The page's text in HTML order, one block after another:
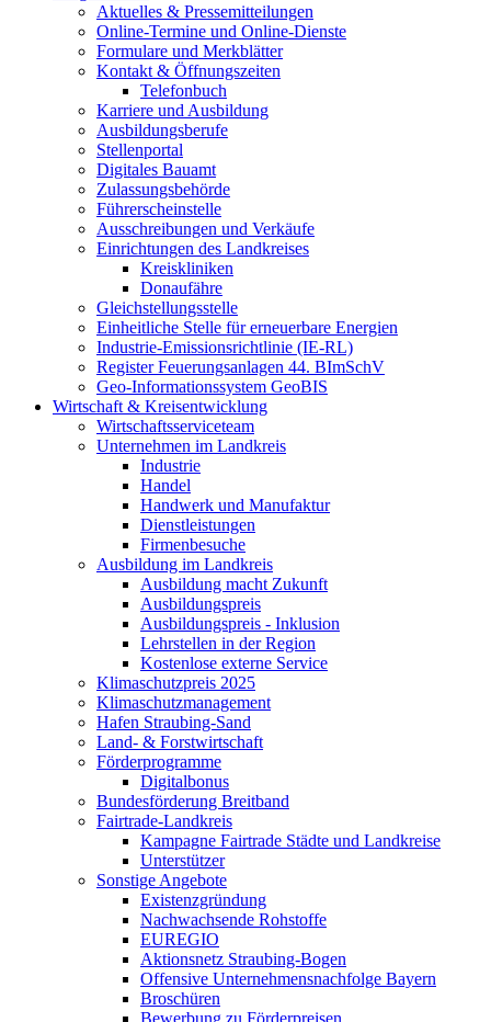
Aktuelles & Pressemitteilungen
Online-Termine und Online-Dienste
Formulare und Merkblätter
Kontakt & Öffnungszeiten
Telefonbuch
Karriere und Ausbildung
Ausbildungsberufe
Stellenportal
Digitales Bauamt
Zulassungsbehörde
Führerscheinstelle
Ausschreibungen und Verkäufe
Einrichtungen des Landkreises
Kreiskliniken
Donaufähre
Gleichstellungsstelle
Einheitliche Stelle für erneuerbare Energien
Industrie-Emissionsrichtlinie (IE-RL)
Register Feuerungsanlagen 44. BImSchV
Geo-Informationssystem GeoBIS
Wirtschaft & Kreisentwicklung
Wirtschaftsserviceteam
Unternehmen im Landkreis
Industrie
Handel
Handwerk und Manufaktur
Dienstleistungen
Firmenbesuche
Ausbildung im Landkreis
Ausbildung macht Zukunft
Ausbildungspreis
Ausbildungspreis - Inklusion
Lehrstellen in der Region
Kostenlose externe Service
Klimaschutzpreis 2025
Klimaschutzmanagement
Hafen Straubing-Sand
Land- & Forstwirtschaft
Förderprogramme
Digitalbonus
Bundesförderung Breitband
Fairtrade-Landkreis
Kampagne Fairtrade Städte und Landkreise
Unterstützer
Sonstige Angebote
Existenzgründung
Nachwachsende Rohstoffe
EUREGIO
Aktionsnetz Straubing-Bogen
Offensive Unternehmensnachfolge Bayern
Broschüren
Bewerbung zu Förderpreisen